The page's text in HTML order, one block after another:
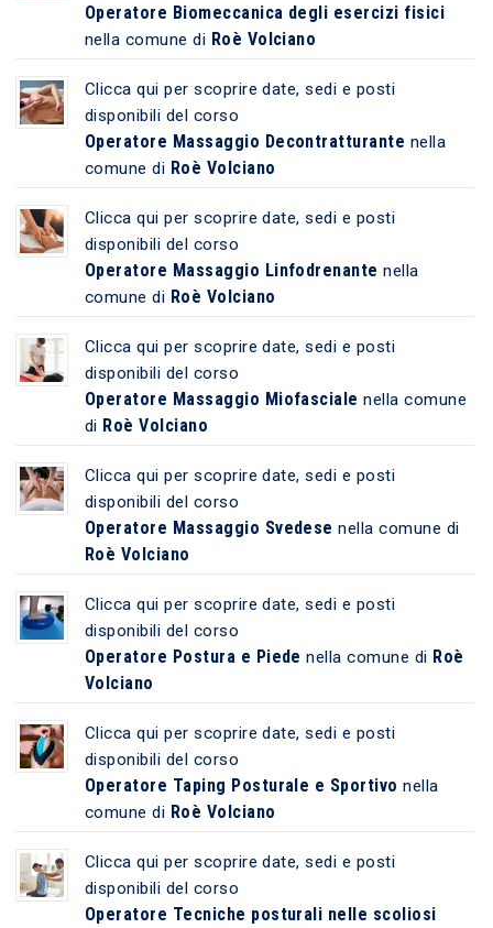
Operatore Biomeccanica degli esercizi fisici
nella comune di Roè Volciano
Clicca qui per scoprire date, sedi e posti
disponibili del corso
Operatore Massaggio Decontratturante nella
comune di Roè Volciano
Clicca qui per scoprire date, sedi e posti
disponibili del corso
Operatore Massaggio Linfodrenante nella
comune di Roè Volciano
Clicca qui per scoprire date, sedi e posti
disponibili del corso
Operatore Massaggio Miofasciale nella comune
di Roè Volciano
Clicca qui per scoprire date, sedi e posti
disponibili del corso
Operatore Massaggio Svedese nella comune di
Roè Volciano
Clicca qui per scoprire date, sedi e posti
disponibili del corso
Operatore Postura e Piede nella comune di Roè
Volciano
Clicca qui per scoprire date, sedi e posti
disponibili del corso
Operatore Taping Posturale e Sportivo nella
comune di Roè Volciano
Clicca qui per scoprire date, sedi e posti
disponibili del corso
Operatore Tecniche posturali nelle scoliosi